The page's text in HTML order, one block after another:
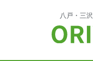
八戸・三